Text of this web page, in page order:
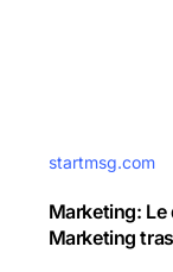
startmsg.com
Marketing: Le
Marketing